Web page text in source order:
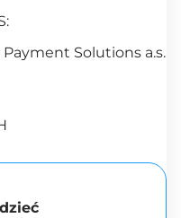
Payment Solutions a.s.